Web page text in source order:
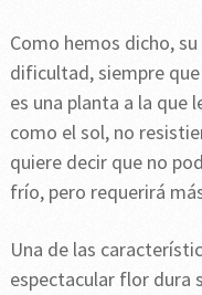
Como hemos dicho,
dificultad, siempre
es una planta a la que
como el sol, no
quiere decir que no
frío, pero requerirá
Una de las
espectacular flor dura